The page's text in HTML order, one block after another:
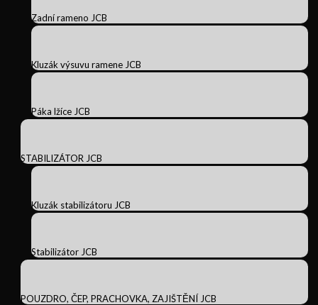
Zadní rameno JCB
Kluzák výsuvu ramene JCB
Páka lžíce JCB
STABILIZÁTOR JCB
Kluzák stabilizátoru JCB
Stabilizátor JCB
POUZDRO, ČEP, PRACHOVKA, ZAJIŠTĚNÍ JCB